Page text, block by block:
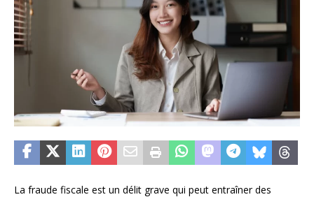
La fraude fiscale est un délit grave qui peut entraîner des